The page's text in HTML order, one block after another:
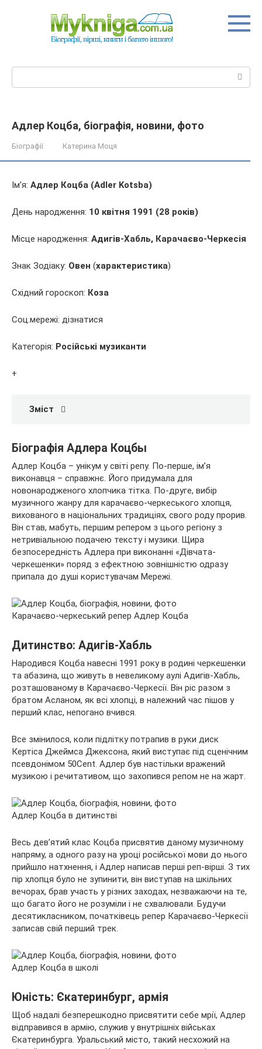
Адлер Коцба, біографія, новини, фото
Біографії Катерина Моця
Ім’я: Адлер Коцба (Adler Kotsba)
День народження: 10 квітня 1991 (28 років)
Місце народження: Адигів-Хабль, Карачаєво-Черкесія
Знак Зодіаку: Овен (характеристика)
Східний гороскоп: Коза
Соц.мережі: дізнатися
Категорія: Російські музиканти
+
Зміст
Біографія Адлера Коцбы
Адлер Коцба – унікум у світі репу. По-перше, ім’я
виконавця – справжнє. Його придумала для
новонародженого хлопчика тітка. По-друге, вибір
музичного жанру для карачаєво-черкеського хлопця,
вихованого в національних традиціях, свого роду прорив.
Він став, мабуть, першим репером з цього регіону з
нетривіальною подачею тексту і музики. Щира
безпосередність Адлера при виконанні «Дівчата-
черкешенки» поряд з ефектною зовнішністю одразу
припала до душі користувачам Мережі.
Карачаєво-черкеський репер Адлер Коцба
Дитинство: Адигів-Хабль
Народився Коцба навесні 1991 року в родині черкешенки
та абазина, що живуть в невеликому аулі Адигів-Хабль,
розташованому в Карачаєво-Черкесії. Він ріс разом з
братом Асланом, як всі хлопці, в належний час пішов у
перший клас, непогано вчився.
Все змінилося, коли підлітку потрапив в руки диск
Кертіса Джеймса Джексона, який виступає під сценічним
псевдонімом 50Cent. Адлер був настільки вражений
музикою і речитативом, що захопився репом не на жарт.
Адлер Коцба в дитинстві
Весь дев’ятий клас Коцба присвятив даному музичному
напряму, а одного разу на уроці російської мови до нього
прийшло натхнення, і Адлер написав перші реп-вірші. З тих
пір хлопця було не зупинити, він виступав на шкільних
вечорах, брав участь у різних заходах, незважаючи на те,
що багато його не розуміли і не схвалювали. Будучи
десятикласником, початківець репер Карачаєво-Черкесії
записав свій перший трек.
Адлер Коцба в школі
Юність: Єкатеринбург, армія
Щоб надалі безперешкодно присвятити себе мрії, Адлер
відправився в армію, служив у внутрішніх військах
Єкатеринбурга. Уральський місто, такий несхожий на